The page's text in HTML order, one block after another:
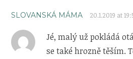
SLOVANSKÁ MÁMA 20.1.2019 at
Jé, malý už pokládá
se také hrozně těším.